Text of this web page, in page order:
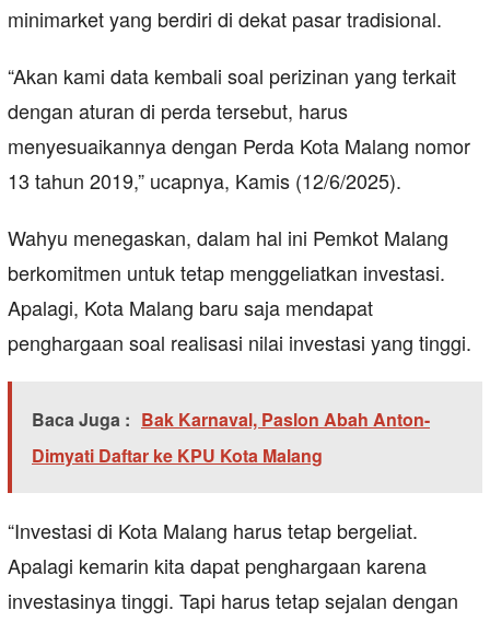
minimarket yang berdiri di dekat pasar tradisional.
“Akan kami data kembali soal perizinan yang terkait
dengan aturan di perda tersebut, harus
menyesuaikannya dengan Perda Kota Malang nomor
13 tahun 2019,” ucapnya, Kamis (12/6/2025).
Wahyu menegaskan, dalam hal ini Pemkot Malang
berkomitmen untuk tetap menggeliatkan investasi.
Apalagi, Kota Malang baru saja mendapat
penghargaan soal realisasi nilai investasi yang tinggi.
Baca Juga : Bak Karnaval, Paslon Abah Anton-
Dimyati Daftar ke KPU Kota Malang
“Investasi di Kota Malang harus tetap bergeliat.
Apalagi kemarin kita dapat penghargaan karena
investasinya tinggi. Tapi harus tetap sejalan dengan